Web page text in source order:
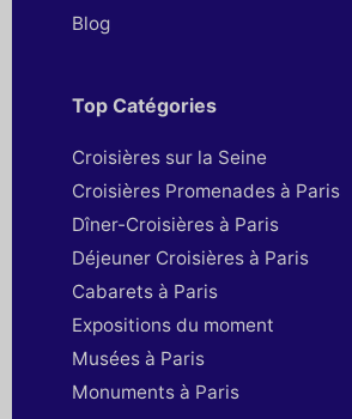
Blog
Top Catégories
Croisières sur la Seine
Croisières Promenades à Paris
Dîner-Croisières à Paris
Déjeuner Croisières à Paris
Cabarets à Paris
Expositions du moment
Musées à Paris
Monuments à Paris